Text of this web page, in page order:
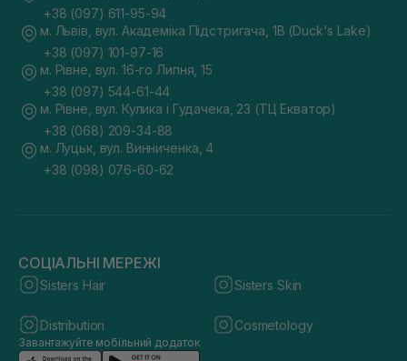
+38 (097) 611-95-94
м. Львів, вул. Академіка Підстригача, 1В (Duck's Lake)
+38 (097) 101-97-16
м. Рівне, вул. 16-го Липня, 15
+38 (097) 544-61-44
м. Рівне, вул. Кулика і Гудачека, 23 (ТЦ Екватор)
+38 (068) 209-34-88
м. Луцьк, вул. Винниченка, 4
+38 (098) 076-60-62
СОЦІАЛЬНІ МЕРЕЖІ
Sisters Hair Sisters Skin
Distribution Cosmetology
Завантажуйте мобільний додаток